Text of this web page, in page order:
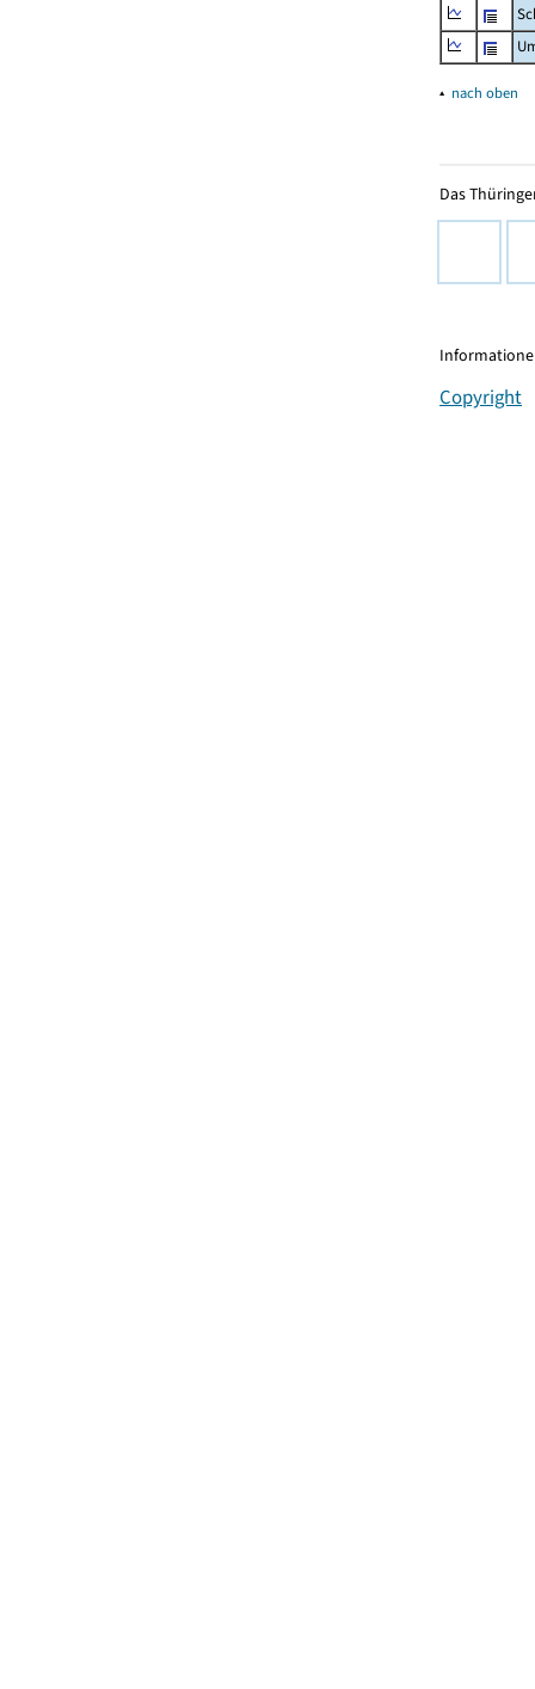
▴ nach oben
Das
Copyright